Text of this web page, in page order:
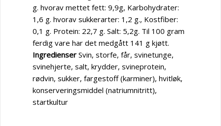
g. hvorav mettet fett: 9,9g, Karbohydrater:
1,6 g. hvorav sukkerarter: 1,2 g., Kostfiber:
0,1 g. Protein: 22,7 g. Salt: 5,2g. Til 100 gram
ferdig vare har det medgått 141 g kjøtt.
Ingredienser Svin, storfe, får, svinetunge,
svinehjerte, salt, krydder, svineprotein,
rødvin, sukker, fargestoff (karminer), hvitløk,
konserveringsmiddel (natriumnitritt),
startkultur